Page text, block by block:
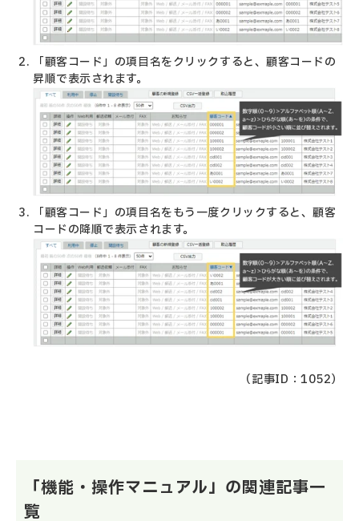
「顧客コード」の項目名をクリックすると、顧客コードの
昇順で表示されます。
「顧客コード」の項目名をもう一度クリックすると、顧客
コードの降順で表示されます。
（記事ID：1052）
「機能・操作マニュアル」の関連記事一
覧